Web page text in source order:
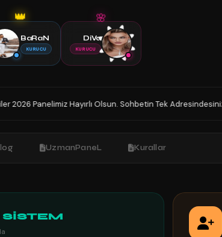
👑
BaRaN
KURUCU
🌸
DiVa
KURUCU
Hayırlı Olsun. Sohbetin Tek Adresindesiniz İyi Sohbetler.
UzmanPaneL Kurallar
SİSTEM